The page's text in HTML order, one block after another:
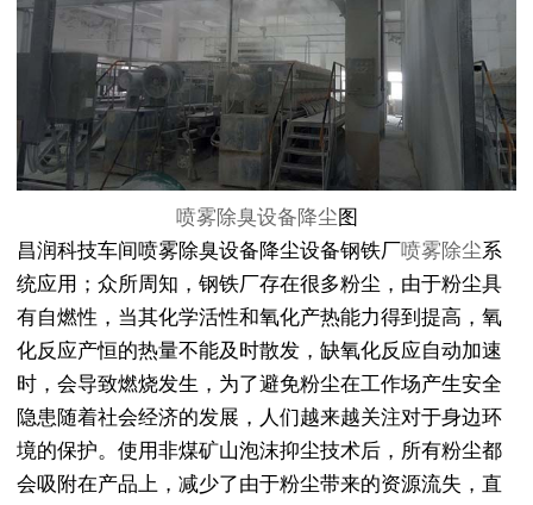
喷雾除臭设备降尘图
昌润科技车间喷雾除臭设备降尘设备钢铁厂喷雾除尘系
统应用；众所周知，钢铁厂存在很多粉尘，由于粉尘具
有自燃性，当其化学活性和氧化产热能力得到提高，氧
化反应产恒的热量不能及时散发，缺氧化反应自动加速
时，会导致燃烧发生，为了避免粉尘在工作场产生安全
隐患随着社会经济的发展，人们越来越关注对于身边环
境的保护。使用非煤矿山泡沫抑尘技术后，所有粉尘都
会吸附在产品上，减少了由于粉尘带来的资源流失，直